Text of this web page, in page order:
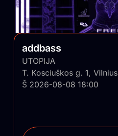
addbass
UTOPIJA
T. Kosciuškos g. 1, Vilnius
Š 2026-08-08 18:00